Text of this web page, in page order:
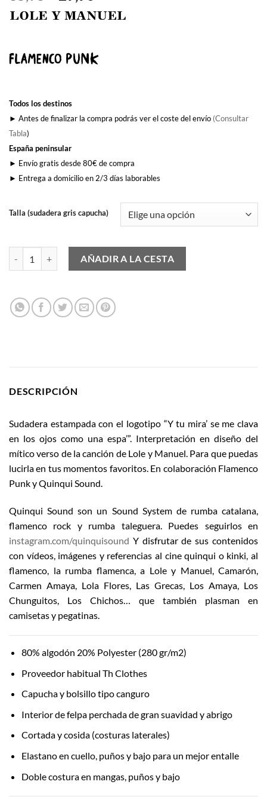
precio
original
35,95€.
precio
actual
Todos los destinos
► Antes de finalizar la compra podrás ver el coste del envío (Consultar
Tabla)
España peninsular
► Envío gratis desde 80€ de compra
► Entrega a domicilio en 2/3 días laborables
Talla (sudadera gris capucha)
AÑADIR A LA CESTA
DESCRIPCIÓN
Sudadera estampada con el logotipo “Y tu mira’ se me clava
en los ojos como una espa’”. Interpretación en diseño del
mítico verso de la canción de Lole y Manuel. Para que puedas
lucirla en tus momentos favoritos. En colaboración Flamenco
Punk y Quinqui Sound.
Quinqui Sound son un Sound System de rumba catalana,
flamenco rock y rumba taleguera. Puedes seguirlos en
instagram.com/quinquisound Y disfrutar de sus contenidos
con vídeos, imágenes y referencias al cine quinqui o kinki, al
flamenco, la rumba flamenca, a Lole y Manuel, Camarón,
Carmen Amaya, Lola Flores, Las Grecas, Los Amaya, Los
Chunguitos, Los Chichos… que también plasman en
camisetas y pegatinas.
80% algodón 20% Polyester (280 gr/m2)
Proveedor habitual Th Clothes
Capucha y bolsillo tipo canguro
Interior de felpa perchada de gran suavidad y abrigo
Cortada y cosida (costuras laterales)
Elastano en cuello, puños y bajo para un mejor entalle
Doble costura en mangas, puños y bajo